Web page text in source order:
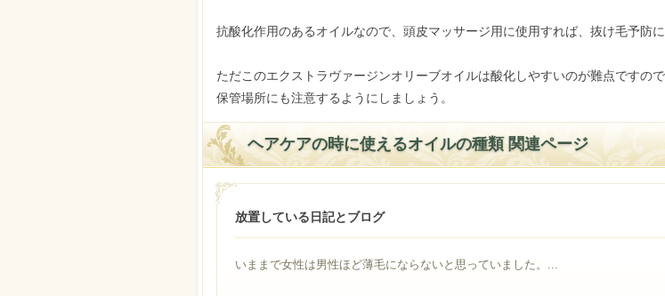
抗酸化作用のあるオイルなので、頭皮マッサージ用に使用すれば、抜け毛予防に
ただこのエクストラヴァージンオリーブオイルは酸化しやすいのが難点ですの
保管場所にも注意するようにしましょう。
ヘアケアの時に使えるオイルの種類 関連ページ
放置している日記とブログ
いままで女性は男性ほど薄毛にならないと思っていました。...